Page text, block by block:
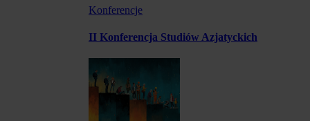
Konferencje
II Konferencja Studiów Azjatyckich